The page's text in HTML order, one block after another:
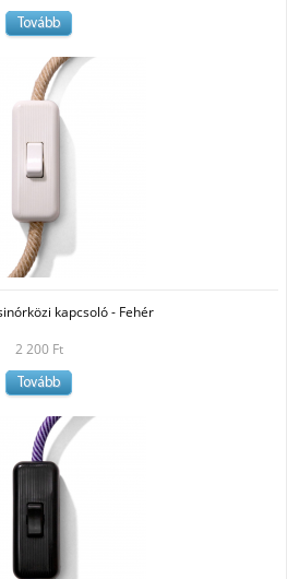
Tovább
kapcsoló - Fehér
2 200 Ft
Tovább